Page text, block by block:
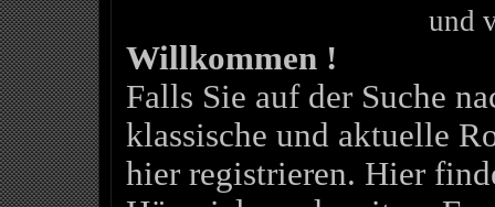
und
Willkommen !
Falls Sie auf der Suche
klassische und aktuelle
hier registrieren. Hier